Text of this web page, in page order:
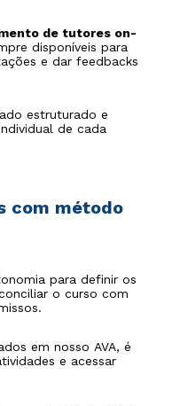
de tutores on-
disponíveis para
e dar feedbacks
estruturado e
de cada
com método
para definir os
o curso com
em nosso AVA, é
e acessar